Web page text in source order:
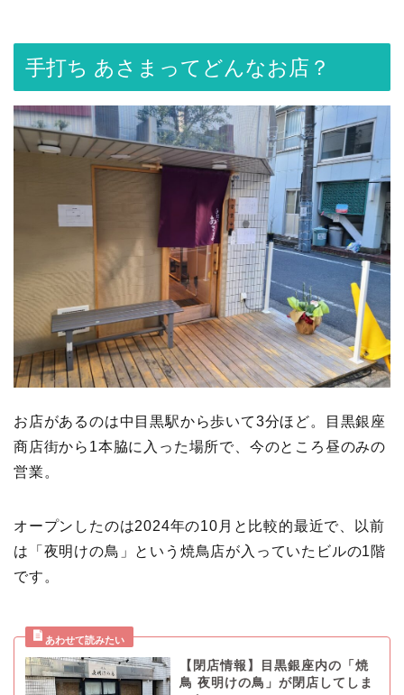
手打ち あさまってどんなお店？
お店があるのは中目黒駅から歩いて3分ほど。目黒銀座
商店街から1本脇に入った場所で、今のところ昼のみの
営業。
オープンしたのは2024年の10月と比較的最近で、以前
は「夜明けの鳥」という焼鳥店が入っていたビルの1階
です。
【閉店情報】目黒銀座内の「焼
鳥 夜明けの鳥」が閉店してしま